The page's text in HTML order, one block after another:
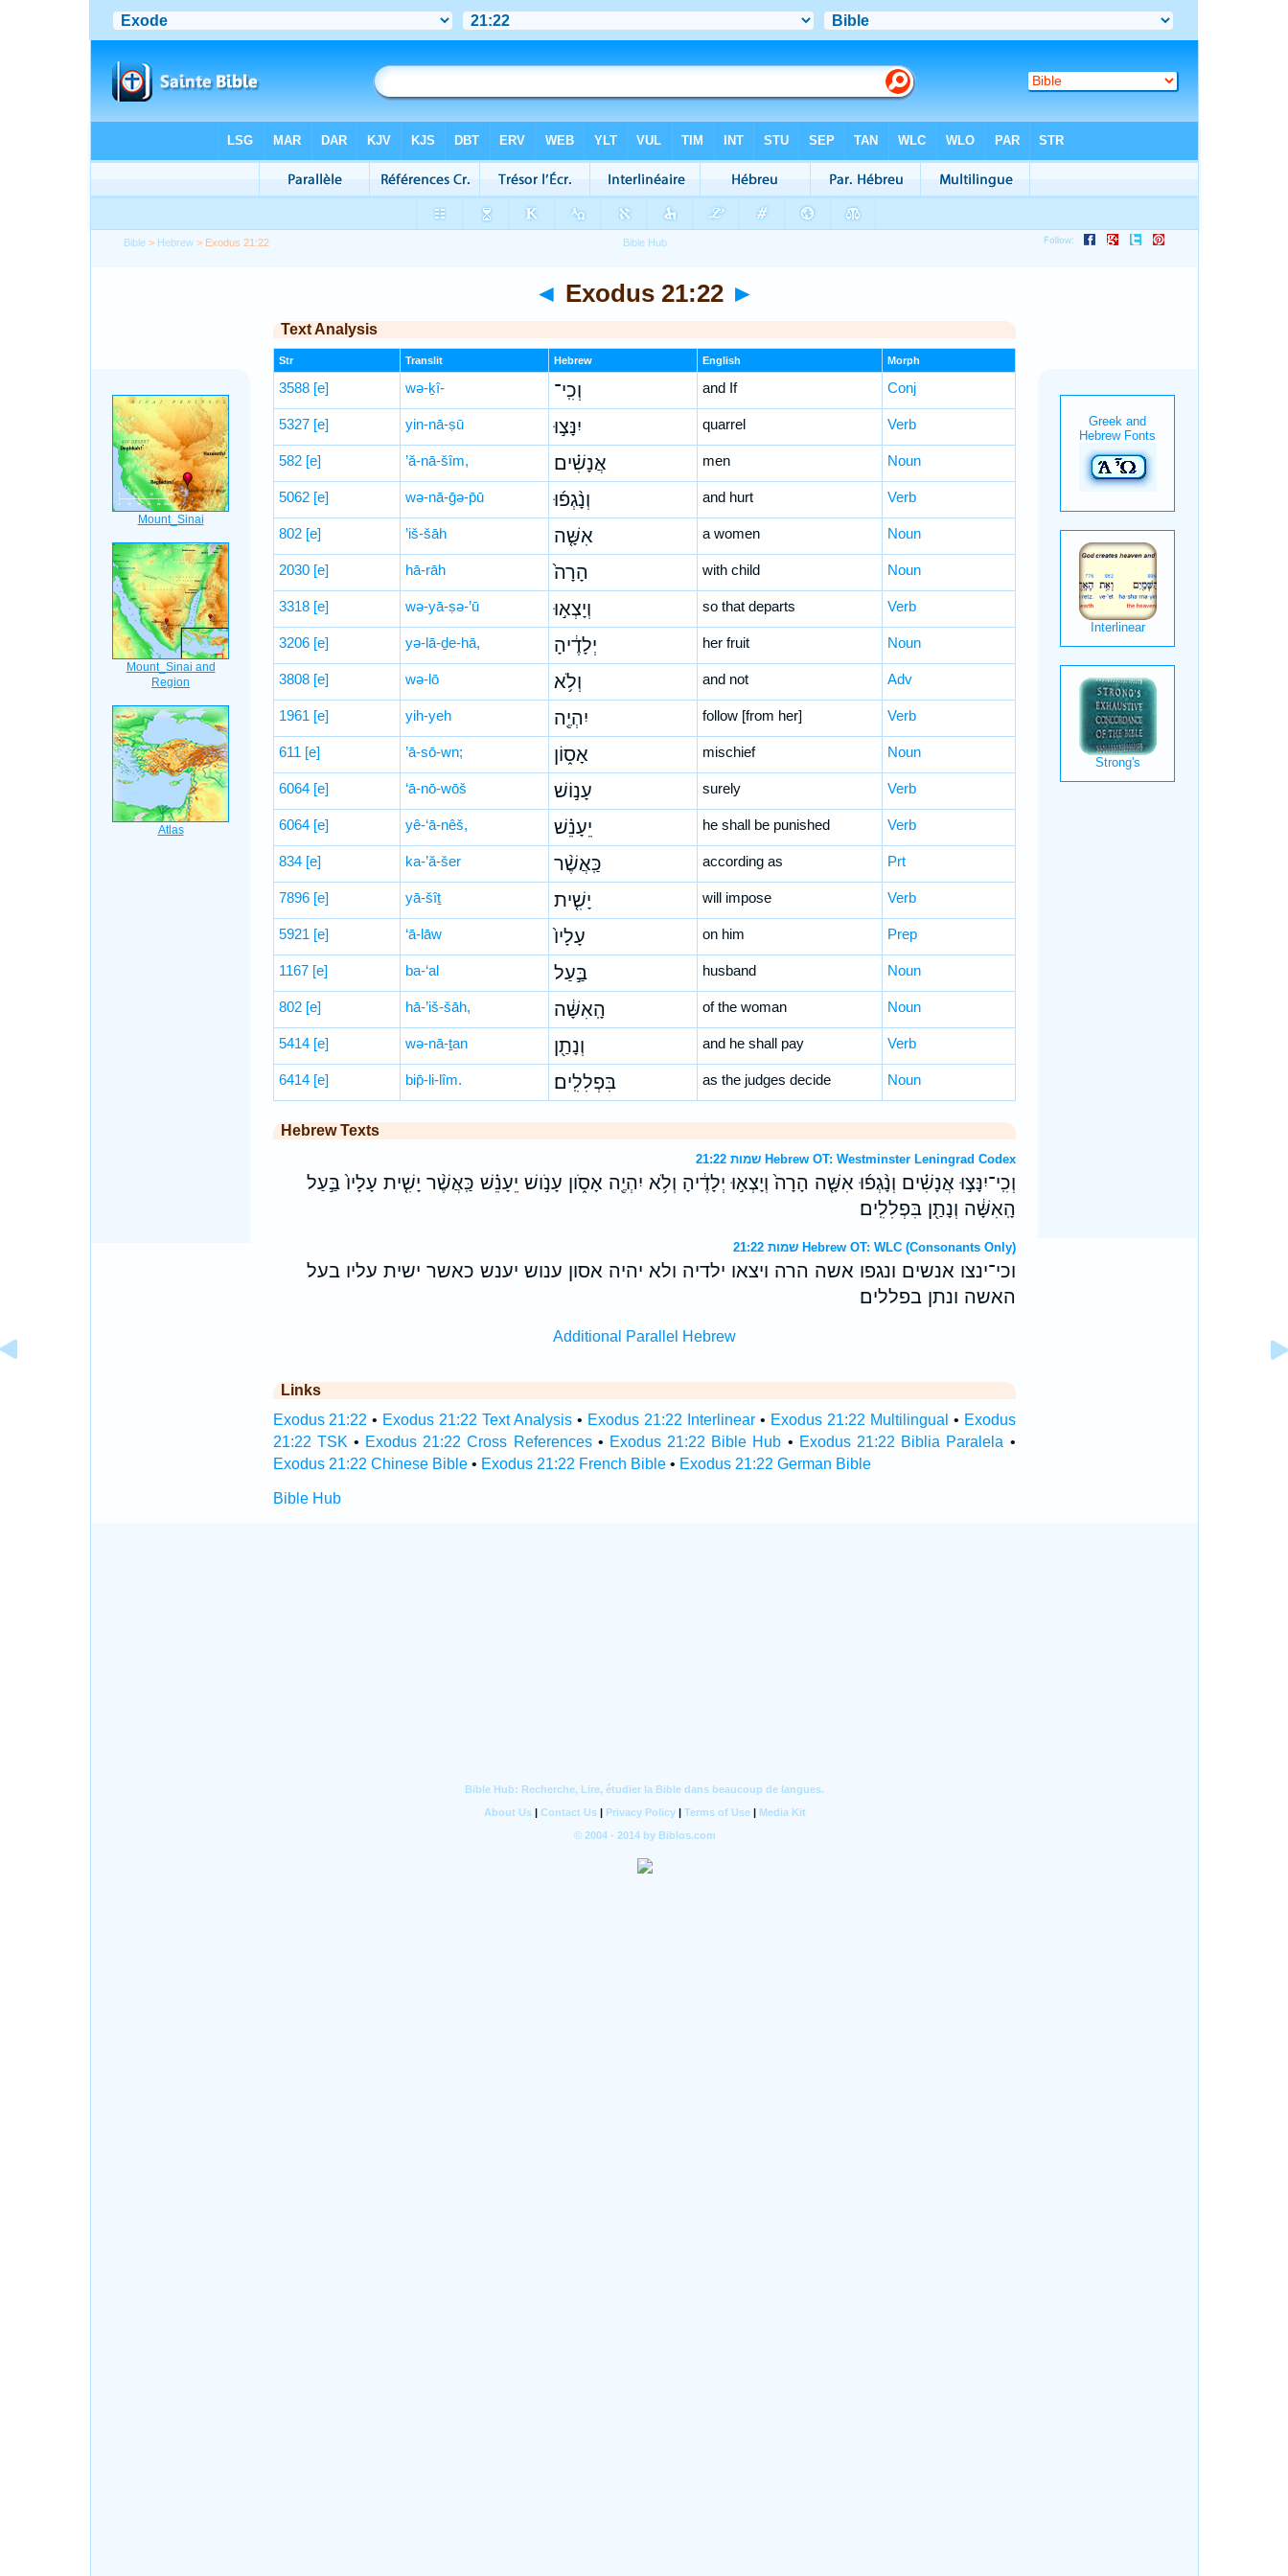
Bible > Hebrew > Exodus 21:22
◄ Exodus 21:22 ►
Text Analysis
Str Translit Hebrew English Morph
3588 [e] wə-ḵî- וְכִֽי־ and If Conj
5327 [e] yin-nā-ṣū יִנָּצ֣וּ quarrel Verb
582 [e] ’ă-nā-šîm, אֲנָשִׁ֗ים men Noun
5062 [e] wə-nā-ḡə-p̄ū וְנָ֨גְפ֜וּ and hurt Verb
802 [e] ’iš-šāh אִשָּׁ֤ה a women Noun
2030 [e] hā-rāh הָרָה֙ with child Noun
3318 [e] wə-yā-ṣə-’ū וְיָצְא֣וּ so that departs Verb
3206 [e] yə-lā-ḏe-hā, יְלָדֶ֔יהָ her fruit Noun
3808 [e] wə-lō וְלֹ֥א and not Adv
1961 [e] yih-yeh יִהְיֶ֖ה follow [from her] Verb
611 [e] ’ā-sō-wn; אָס֑וֹן mischief Noun
6064 [e] ‘ā-nō-wōš עָנ֣וֹשׁ surely Verb
6064 [e] yê-‘ā-nêš, יֵעָנֵ֗שׁ he shall be punished Verb
834 [e] ka-’ă-šer כַּֽאֲשֶׁ֨ר according as Prt
7896 [e] yā-šîṯ יָשִׁ֤ית will impose Verb
5921 [e] ‘ā-lāw עָלָיו֙ on him Prep
1167 [e] ba-‘al בַּ֣עַל husband Noun
802 [e] hā-’iš-šāh, הָֽאִשָּׁ֔ה of the woman Noun
5414 [e] wə-nā-ṯan וְנָתַ֖ן and he shall pay Verb
6414 [e] bip̄-li-lîm. בִּפְלִלִֽים׃ as the judges decide Noun
Hebrew Texts
שמות 21:22 Hebrew OT: Westminster Leningrad Codex
וְכִֽי־יִנָּצ֣וּ אֲנָשִׁ֗ים וְנָ֨גְפ֜וּ אִשָּׁ֤ה הָרָה֙ וְיָצְא֣וּ יְלָדֶ֔יהָ וְלֹ֥א יִהְיֶ֖ה אָסֹ֑ון עָנֹ֣ושׁ יֵעָנֵ֗שׁ כַּֽאֲשֶׁ֨ר יָשִׁ֤ית עָלָיו֙ בַּ֣עַל
הָֽאִשָּׁ֔ה וְנָתַ֖ן בִּפְלִלִֽים׃
שמות 21:22 Hebrew OT: WLC (Consonants Only)
וכי־ינצו אנשים ונגפו אשה הרה ויצאו ילדיה ולא יהיה אסון ענוש יענש כאשר ישית עליו בעל
האשה ונתן בפללים׃
Additional Parallel Hebrew
Links
Exodus 21:22 • Exodus 21:22 Text Analysis • Exodus 21:22 Interlinear• Exodus 21:22 Multilingual • Exodus
21:22 TSK • Exodus 21:22 Cross References• Exodus 21:22 Bible Hub • Exodus 21:22 Biblia Paralela •
Exodus 21:22 Chinese Bible• Exodus 21:22 French Bible• Exodus 21:22 German Bible
Bible Hub